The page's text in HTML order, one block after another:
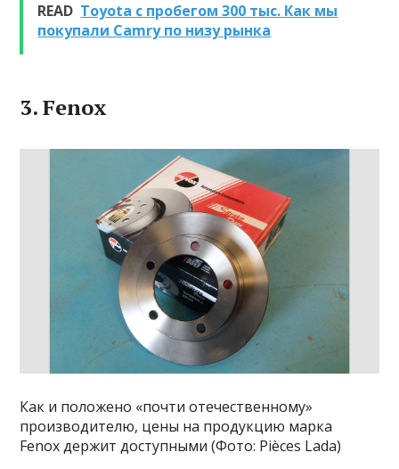
READ Toyota с пробегом 300 тыс. Как мы
покупали Camry по низу рынка
3. Fenox
Как и положено «почти отечественному»
производителю, цены на продукцию марка
Fenox держит доступными (Фото: Pièces Lada)